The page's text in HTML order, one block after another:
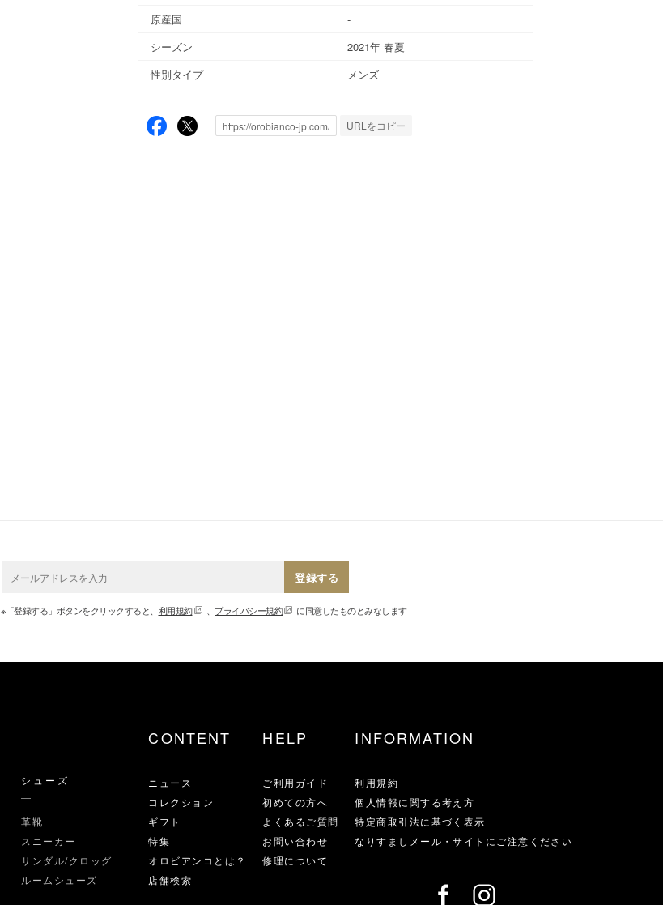
原産国
-
シーズン
2021年 春夏
性別タイプ
メンズ
URLをコピー
登録する
※「登録する」ボタンをクリックすると、 利用規約 、 プライバシー規約 に同意したものとみなします
シューズ
革靴
スニーカー
サンダル/クロッグ
ルームシューズ
CONTENT
ニュース
コレクション
ギフト
特集
オロビアンコとは？
店舗検索
HELP
ご利用ガイド
初めての方へ
よくあるご質問
お問い合わせ
修理について
INFORMATION
利用規約
個人情報に関する考え方
特定商取引法に基づく表示
なりすましメール・サイトにご注意ください